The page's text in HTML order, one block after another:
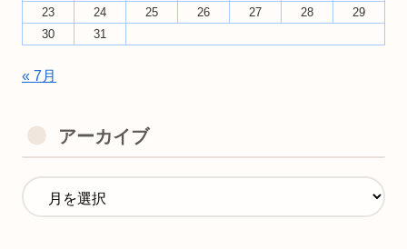
23
24 25 26 27 28
29
30
31
« 7月
アーカイブ